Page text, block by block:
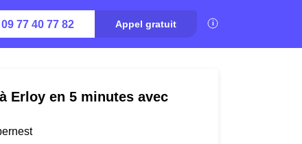
09 77 40 77 82 Appel gratuit
Erloy en 5 minutes avec